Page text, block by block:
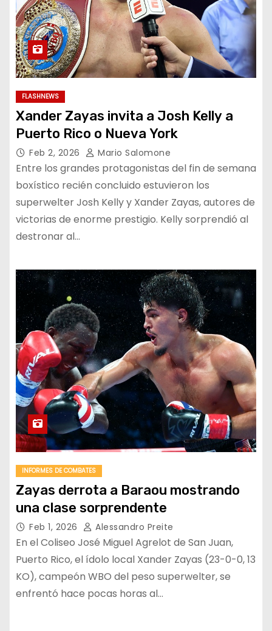
FLASHNEWS
Xander Zayas invita a Josh Kelly a
Puerto Rico o Nueva York
Feb 2, 2026 Mario Salomone
Entre los grandes protagonistas del fin de semana
boxístico recién concluido estuvieron los
superwelter Josh Kelly y Xander Zayas, autores de
victorias de enorme prestigio. Kelly sorprendió al
destronar al…
INFORMES DE COMBATES
Zayas derrota a Baraou mostrando
una clase sorprendente
Feb 1, 2026 Alessandro Preite
En el Coliseo José Miguel Agrelot de San Juan,
Puerto Rico, el ídolo local Xander Zayas (23-0-0, 13
KO), campeón WBO del peso superwelter, se
enfrentó hace pocas horas al…